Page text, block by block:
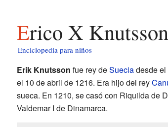
Erico X
Enciclopedia para niños
Erik Knutsson fue rey deSueciadesde el
el 10 de abril de 1216. Era hijo del rey
sueca. En 1210, se casó con Riquilda de
Valdemar I de Dinamarca.